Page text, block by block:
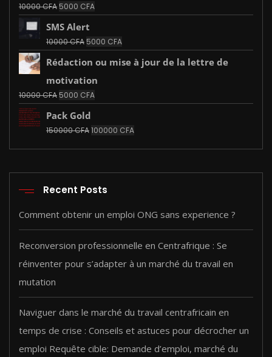
10000CFA Le
prix
initial
était :
10000 CFA.
5000 CFALe
prix
est :
5000 CFA.
SMS Alert
10000CFA Le
prix
initial
10000 CFA.
5000 CFALe
prix
actuel
Rédaction ou mise à jour de la lettre de
motivation
10000CFA Le
prix
initial
était :
5000 CFALe
prix
est :
Pack Gold
150000CFALe
initial
150000 CFA.
100000 CFALe
actuel
100000 CFA.
Recent Posts
Comment obtenir un emploi ONG sans experience ?
Reconversion professionnelle en Centrafrique : Se
réinventer pour s’adapter à un marché du travail en
mutation
Naviguer dans le marché du travail centrafricain en
temps de crise : Conseils et astuces pour décrocher un
emploi Requête cible: Demande d’emploi, marché du